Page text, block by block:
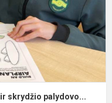
skrydžio palydovo...